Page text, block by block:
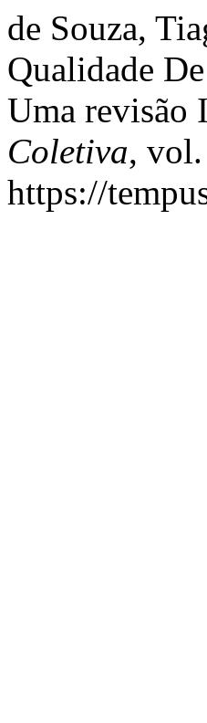
de Souza,
Qualidade
Uma revisão
Coletiva,
https://